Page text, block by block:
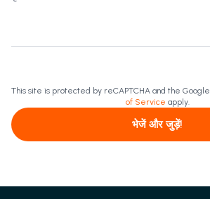
This site is protected by reCAPTCHA and the Google
of Service apply.
भेजें और जुड़ें!